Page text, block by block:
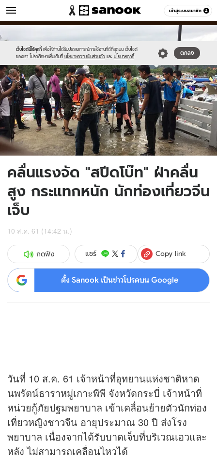
เข้าสู่ระบบสมาชิก
ข่าว หมวดอื่นๆ
เว็บไซต์นี้ใช้คุกกี้ เพื่อให้ท่านได้รับประสบการณ์การใช้งานที่ดีที่สุดบน เว็บไซต์
ของเรา โปรดศึกษาเพิ่มเติมที่ นโยบายความเป็นส่วนตัว และ นโยบายคุกกี้
ตกลง
new-
sanook.png
คลื่นแรงจัด "สปีดโบ๊ท" ฝ่าคลื่น
สูง กระแทกหนัก นักท่องเที่ยวจีน
เจ็บ
10 ส.ค. 61 (14:42 น.)
กดฟัง แชร์ Copy link
ตั้ง Sanook เป็นข่าวโปรดบน Google
วันที่ 10 ส.ค. 61 เจ้าหน้าที่อุทยานแห่งชาติหาด
นพรัตน์ธาราหมู่เกาะพีพี จังหวัดกระบี่ เจ้าหน้าที่
หน่วยกู้ภัยปฐมพยาบาล เข้าเคลื่อนย้ายตัวนักท่อง
เที่ยวหญิงชาวจีน อายุประมาณ 30 ปี ส่งโรง
พยาบาล เนื่องจากได้รับบาดเจ็บที่บริเวณเอวและ
หลัง ไม่สามารถเคลื่อนไหวได้